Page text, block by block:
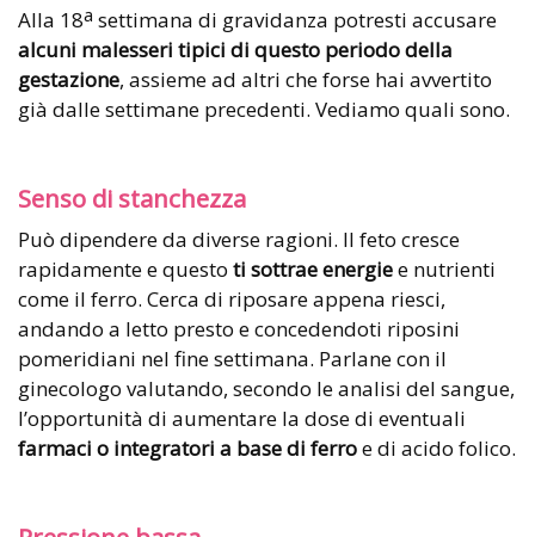
Alla 18a settimana di gravidanza potresti accusare
alcuni malesseri tipici di questo periodo della
gestazione, assieme ad altri che forse hai avvertito
già dalle settimane precedenti. Vediamo quali sono.
Senso di stanchezza
Può dipendere da diverse ragioni. Il feto cresce
rapidamente e questo ti sottrae energiee nutrienti
come il ferro. Cerca di riposare appena riesci,
andando a letto presto e concedendoti riposini
pomeridiani nel fine settimana. Parlane con il
ginecologo valutando, secondo le analisi del sangue,
l’opportunità di aumentare la dose di eventuali
farmaci o integratori a base di ferroe di acido folico.